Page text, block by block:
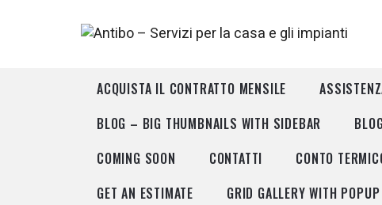
ACQUISTA IL CONTRATTO MENSILE
BLOG – BIG THUMBNAILS WITH SIDEBAR
COMING SOON
CONTATTI CONTO
GET AN ESTIMATE
GRID GALLERY WITH